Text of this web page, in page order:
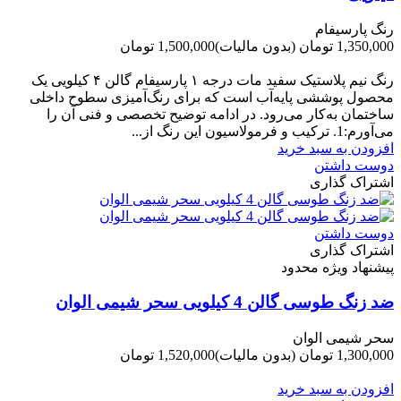
رنگ پارسیفام
1,350,000 تومان
(بدون مالیات)1,500,000 تومان
رنگ نیم‌ پلاستیک سفید مات درجه ۱ پارسیفام گالن ۴ کیلویی یک
محصول پوششی پایه‌آب است که برای رنگ‌آمیزی سطوح داخلی
ساختمان به‌کار می‌رود. در ادامه توضیح تخصصی و فنی آن را
می‌آورم:1. ترکیب و فرمولاسیون این رنگ از...
افزودن به سبد خرید
دوست داشتن
اشتراک گذاری
دوست داشتن
اشتراک گذاری
پیشنهاد ویژه محدود
ضد زنگ طوسی گالن 4 کیلویی سحر شیمی الوان
سحر شیمی الوان
1,300,000 تومان
(بدون مالیات)1,520,000 تومان
افزودن به سبد خرید